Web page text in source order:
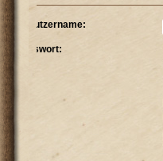
Benutzername:
Passwort: